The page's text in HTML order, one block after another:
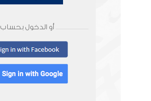
أو الدخول بحساب